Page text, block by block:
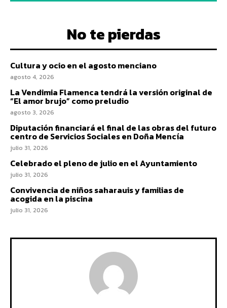
No te pierdas
Cultura y ocio en el agosto menciano
agosto 4, 2026
La Vendimia Flamenca tendrá la versión original de
“El amor brujo” como preludio
agosto 3, 2026
Diputación financiará el final de las obras del futuro
centro de Servicios Sociales en Doña Mencía
julio 31, 2026
Celebrado el pleno de julio en el Ayuntamiento
julio 31, 2026
Convivencia de niños saharauis y familias de
acogida en la piscina
julio 31, 2026